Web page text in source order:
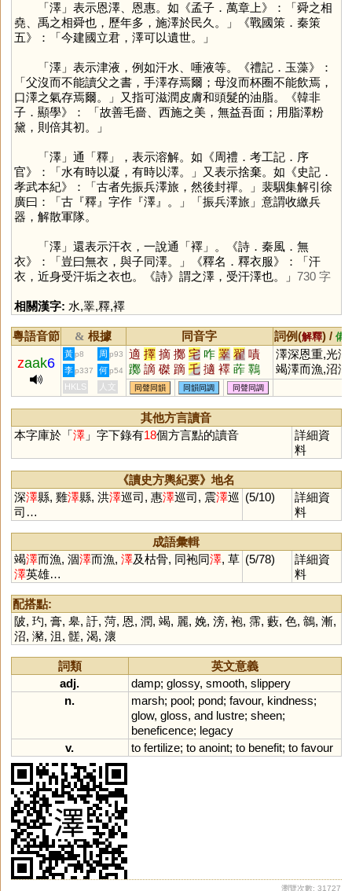
「澤」表示恩澤、恩惠。如《孟子．萬章上》：「舜之相
堯、禹之相舜也，歷年多，施澤於民久。」《戰國策．秦策
五》：「今建國立君，澤可以遺世。」
「澤」表示津液，例如汗水、唾液等。《禮記．玉藻》：
「父沒而不能讀父之書，手澤存焉爾；母沒而杯圈不能飲焉，
口澤之氣存焉爾。」又指可滋潤皮膚和頭髮的油脂。《韓非
子．顯學》： 「故善毛嗇、西施之美，無益吾面；用脂澤粉
黛，則倍其初。」
「澤」通「釋」，表示溶解。如《周禮．考工記．序
官》：「水有時以凝，有時以澤。」又表示捨棄。如《史記．
孝武本紀》：「古者先振兵澤旅，然後封禪。」裴駰集解引徐
廣曰：「古『釋』字作『澤』。」「振兵澤旅」意謂收繳兵
器，解散軍隊。
「澤」還表示汗衣，一說通「襗」。《詩．秦風．無
衣》：「豈曰無衣，與子同澤。」《釋名．釋衣服》：「汗
衣，近身受汗垢之衣也。《詩》謂之澤，受汗澤也。」 730 字
相關漢字: 水,睪,釋,襗
粵語音節 & 根據 同音字 詞例(解釋) / 備
zaak6
黃 p8 周 p93 適 擇 摘 擲 宅 咋 睪 翟 嘖
躑 謫 磔 蹢 乇 擿 襗 葃 鸅
雿 齰 矠 賾 岝 蠌 檡 烢
澤深恩重,光澤,
竭澤而漁,沼澤,
山澤,水鄉澤國,
色澤,芳澤,福澤
李 p337 何 p54
HKLS 人文 同聲同韻 同韻同調 同聲同調
其他方言讀音
本字庫於「澤」字下錄有18個方言點的讀音
詳細資
料
《讀史方輿紀要》地名
深澤縣, 雞澤縣, 洪澤巡司, 惠澤巡司, 震澤巡
司…
(5/10)
詳細資
料
成語彙輯
竭澤而漁, 涸澤而漁, 澤及枯骨, 同袍同澤, 草
澤英雄…
(5/78)
詳細資
料
配搭點:
陂, 玓, 膏, 皋, 訏, 菏, 恩, 潤, 竭, 麗, 娩, 滂, 袍, 霈, 藪, 色, 鶙, 漸,
沼, 瀦, 沮, 髊, 渴, 瀤
詞類
英文意義
adj.
damp; glossy, smooth, slippery
n.
marsh; pool; pond; favour, kindness;
glow, gloss, and lustre; sheen;
beneficence; legacy
v.
to fertilize; to anoint; to benefit; to favour
瀏覽次數: 31727